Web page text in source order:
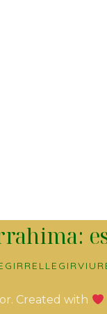
RELLEGIR
Created with